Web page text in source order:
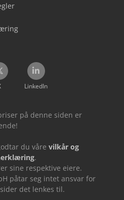
LinkedIn
på denne siden er
du våre vilkår og
.
sine respektive eiere.
påtar seg intet ansvar for
det lenkes til.